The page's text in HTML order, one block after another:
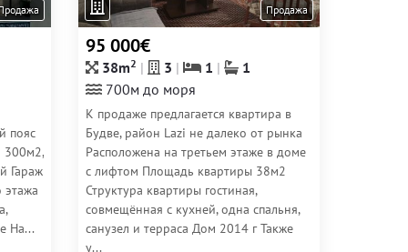
пояс
300м2,
Гараж
этажа
На...
Продажа
95 000€
38m2 3 1
1
700м до моря
К продаже предлагается квартира в
Будве, район Lazi не далеко от рынка
Расположена на третьем этаже в доме
с лифтом Площадь квартиры 38м2
Структура квартиры гостиная,
совмещённая с кухней, одна спальня,
санузел и терраса Дом 2014 г Также
у...